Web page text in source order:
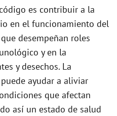
es contribuir a la
en el funcionamiento del
desempeñan roles
y en la
y desechos. La
ayudar a aliviar
que afectan
así un estado de salud